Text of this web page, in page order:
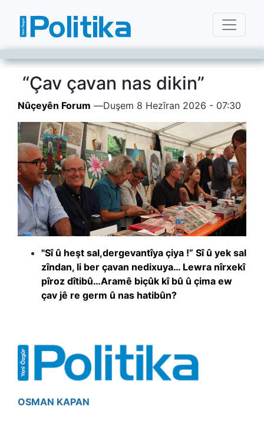
“Çav çavan nas dikin”
Nûçeyên Forum —Duşem 8 Hezîran 2026 - 07:30
"Sî û heşt sal,dergevantîya çiya !” Sî û yek sal
zîndan, li ber çavan nedixuya… Lewra nîrxekî
pîroz dîtibû…Aramê biçûk kî bû û çima ew
çav jê re germ û nas hatibûn?
OSMAN KAPAN